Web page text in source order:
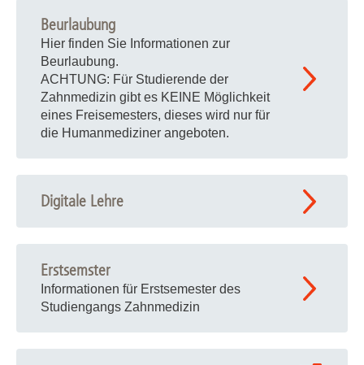
Beurlaubung
Hier finden Sie Informationen zur
Beurlaubung.
ACHTUNG: Für Studierende der
Zahnmedizin gibt es KEINE Möglichkeit
eines Freisemesters, dieses wird nur für
die Humanmediziner angeboten.
Digitale Lehre
Erstsemster
Informationen für Erstsemester des
Studiengangs Zahnmedizin